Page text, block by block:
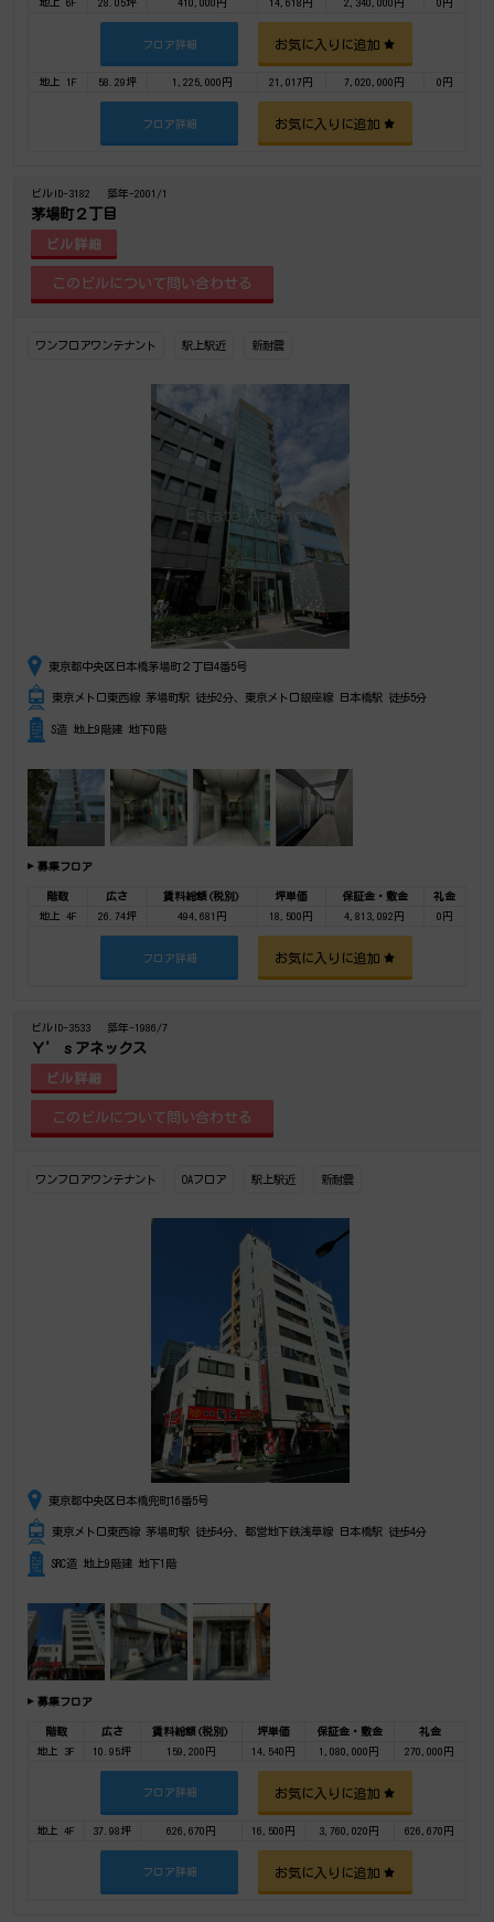
地上 6F 28.05坪 410,000円 14,618円 2,340,000円 0円
フロア詳細 お気に入りに追加
地上 1F 58.29坪 1,225,000円 21,017円 7,020,000円 0円
フロア詳細 お気に入りに追加
ビルID-3182 築年-2001/1
茅場町２丁目
ビル詳細
ワンフロアワンテナント 駅上駅近 新耐震
東京都中央区日本橋茅場町２丁目4番5号
東京メトロ東西線 茅場町駅 徒歩2分、東京メトロ銀座線 日本橋駅 徒歩5分
S造 地上9階建 地下0階
募集フロア
階数 広さ 賃料総額(税別) 坪単価 保証金・敷金
礼金
地上 4F
26.74坪 494,681円 18,500円 4,813,092円 0円
フロア詳細 お気に入りに追加
ビルID-3533 築年-1986/7
Ｙ’ｓアネックス
ビル詳細
ワンフロアワンテナント OAフロア 駅上駅近 新耐震
東京都中央区日本橋兜町16番5号
東京メトロ東西線 茅場町駅 徒歩4分、都営地下鉄浅草線 日本橋駅 徒歩4分
SRC造 地上9階建 地下1階
募集フロア
階数 広さ 賃料総額(税別) 坪単価 保証金・敷金
礼金
地上 3F
10.95坪 159,200円 14,540円 1,080,000円 270,000円
フロア詳細 お気に入りに追加
地上 4F 37.98坪 626,670円 16,500円 3,760,020円 626,670円
フロア詳細 お気に入りに追加